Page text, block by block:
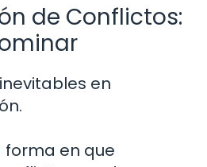
de Conflictos:
en
forma en que